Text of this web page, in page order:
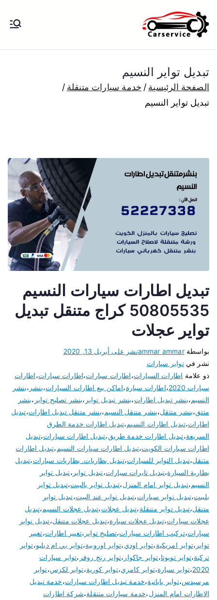
إلى
المحتوى
بنشر متنقل الكويت كهرباء وبنشر تبديل
بارخص الاسعارتبديل تواير النسيم
الصفحة الرئيسية
خدمة سيارات متنقلة
تبديل تواير النسيم
تبديل اطارات سيارات النسيم
50805535 كراج متنقل تبديل
تواير عجلات
بواسطةammar ammarنشر على أبريل 13, 2020
نشر فيتواير سيارات
ذو علامة اطارات السيارات،اطارات سبارات،اطارات سيارات،اطارات
سيارات 2020
،اطارات سيارة،اماكن بيع اطارات السيارات،بنشر ،بنشر
النسيم،بنشر تبديل اطارات،بنشر تبديل تواير ،بنشر تصليح تواير ،بنشر
متتق،بنشر متتقل،بنشر متنقل النسيم،بنشر متنقل تبديل اطارات،تبديل
اطارات،تبديل اطارات النسيم،تبديل اطارات خدمة الطرق
السريعة،تبديل اطارات خدمة طريق،تبديل اطارات سيارات،تبديل
اطارات سيارات الكويت،تبديل اطارات سيارات النسيم،تبديل اطارات
متنقل،تبديل التواير للسيارات،تبديل بطاريات. بطاريات سيارات،تبديل
بطارية السيارة،تبديل تايرات سيارات،تبديل تواير ،تبديل تواير
النسيم،تبديل تواير امام المنزل،تبديل تواير بالبيت،تبديل تواير
بلبيت،تبديل تواير سيارات،تبديل تواير عند البيت،تبديل تواير
متنقل،تبديل تواير متنقلة،تبديل عجلات،تبديل عجلات النسيم،تبديل
عجلات سيارات،تبديل عجلات سيارة،تبديل عجلات متنقل،تبديل نوابر
سيارات،تركيب اطارات سيارات،تصليح تواير ،تغيير اطارات،تغيير
تواير ،تواير امريكية،تواير اودي،تواير اوروبية،تواير بي ام دبليو،تواير
تركية،تواير تويوتا،تواير جاكوار ،تواير رنج روفر ،تواير سيارات
2020،تواير سيارة،تواير كامري،تواير كورية،تواير لكزس،تواير
مرسيدس،تواير يابانية،خدمة تبديل اطارات سيارات،خدمة تبديل
الاطارات امام المنزل،خدمة سيارات متنقلة،شركة اطارات